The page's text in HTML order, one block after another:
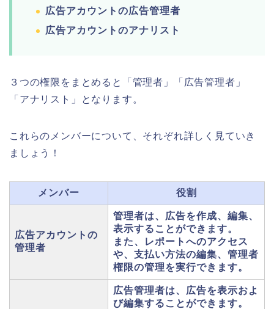
広告アカウントの広告管理者
広告アカウントのアナリスト
３つの権限をまとめると「管理者」「広告管理者」
「アナリスト」となります。
これらのメンバーについて、それぞれ詳しく見ていき
ましょう！
メンバー 役割
広告アカウントの
管理者
管理者は、広告を作成、編集、
表示することができます。
また、レポートへのアクセス
や、支払い方法の編集、管理者
権限の管理を実行できます。
広告管理者は、広告を表示およ
び編集することができます。